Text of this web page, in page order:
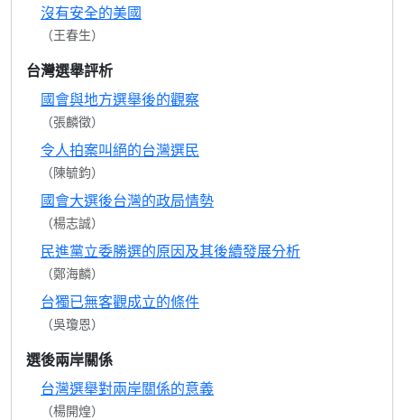
沒有安全的美國
（王春生）
台灣選舉評析
國會與地方選舉後的觀察
（張麟徵）
令人拍案叫絕的台灣選民
（陳毓鈞）
國會大選後台灣的政局情勢
（楊志誠）
民進黨立委勝選的原因及其後續發展分析
（鄭海麟）
台獨已無客觀成立的條件
（吳瓊恩）
選後兩岸關係
台灣選舉對兩岸關係的意義
（楊開煌）